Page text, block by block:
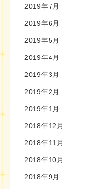
2019年7月
2019年6月
2019年5月
2019年4月
2019年3月
2019年2月
2019年1月
2018年12月
2018年11月
2018年10月
2018年9月